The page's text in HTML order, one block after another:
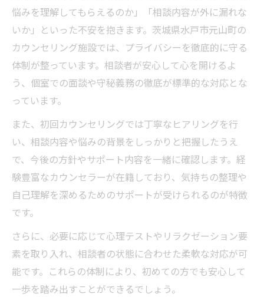
悩みを理解してもらえるのか」「相談内容が外に漏れな
いか」といった不安を抱きます。茨城県水戸市元山町の
カウンセリング施設では、プライバシーを徹底的に守る
体制が整っています。相談者が安心して心を開けるよ
う、個室での面談や守秘義務の徹底が標準的な対応とな
っています。
また、初回カウンセリングでは丁寧なヒアリングを行
い、相談内容や悩みの背景をしっかりと把握したうえ
で、今後の方針やサポート内容を一緒に確認します。経
験豊富なカウンセラーが在籍しており、気持ちの整理や
自己理解を深めるためのサポートが受けられるのが特徴
です。
さらに、必要に応じて心理テストやリラクゼーション要
素を取り入れ、相談者の状態に合わせた柔軟な対応が可
能です。これらの体制により、初めての方でも安心して
一歩を踏み出すことができるでしょう。